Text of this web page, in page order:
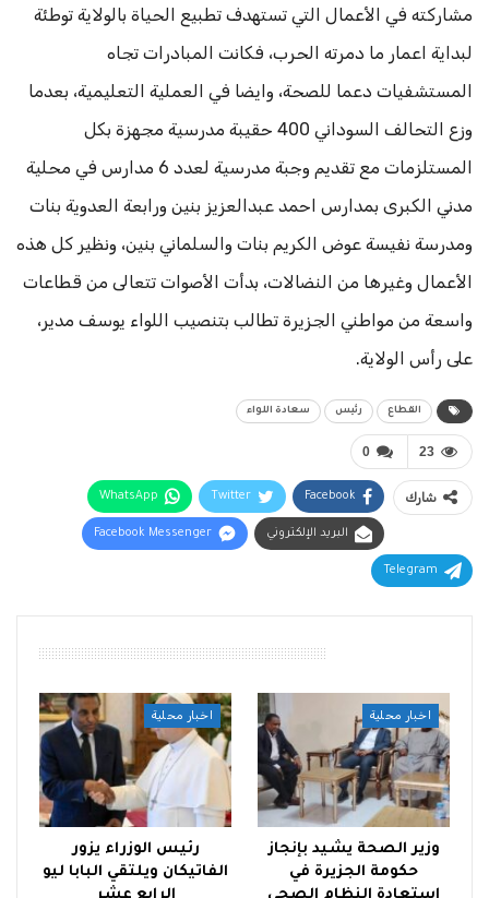
مشاركته في الأعمال التي تستهدف تطبيع الحياة بالولاية توطئة
لبداية اعمار ما دمرته الحرب، فكانت المبادرات تجاه
المستشفيات دعما للصحة، وايضا في العملية التعليمية، بعدما
وزع التحالف السوداني 400 حقيبة مدرسية مجهزة بكل
المستلزمات مع تقديم وجبة مدرسية لعدد 6 مدارس في محلية
مدني الكبرى بمدارس احمد عبدالعزيز بنين ورابعة العدوية بنات
ومدرسة نفيسة عوض الكريم بنات والسلماني بنين، ونظير كل هذه
الأعمال وغيرها من النضالات، بدأت الأصوات تتعالى من قطاعات
واسعة من مواطني الجزيرة تطالب بتنصيب اللواء يوسف مدير،
على رأس الولاية.
القطاع رئيس سعادة اللواء
0 23
شارك Facebook
Twitter
WhatsApp
البريد الإلكتروني Facebook Messenger
Telegram
اخبار محلية
وزير الصحة يشيد بإنجاز
حكومة الجزيرة في
اخبار محلية
رئيس الوزراء يزور
الفاتيكان ويلتقي البابا ليو